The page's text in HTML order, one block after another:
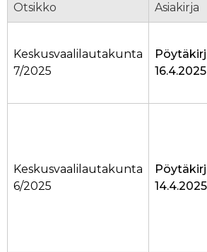
Otsikko
Asiakirja
Keskusvaalilautakunta
7/2025
16.4.2025
Keskusvaalilautakunta
6/2025
14.4.2025